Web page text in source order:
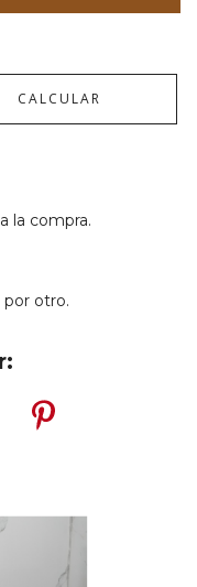
CALCULAR
la compra.
otro.